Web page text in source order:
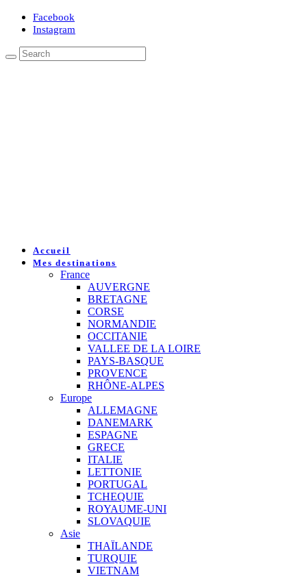
Facebook
Instagram
Accueil
Mes destinations
France
AUVERGNE
BRETAGNE
CORSE
NORMANDIE
OCCITANIE
VALLEE DE LA LOIRE
PAYS-BASQUE
PROVENCE
RHÔNE-ALPES
Europe
ALLEMAGNE
DANEMARK
ESPAGNE
GRECE
ITALIE
LETTONIE
PORTUGAL
TCHEQUIE
ROYAUME-UNI
SLOVAQUIE
Asie
THAÏLANDE
TURQUIE
VIETNAM